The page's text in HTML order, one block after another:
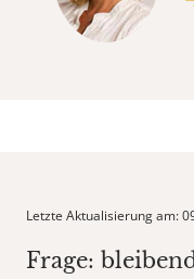
Letzte Aktualisierung am:
Frage: